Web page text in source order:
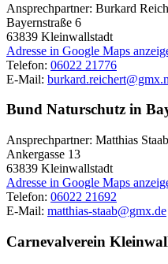
Ansprechpartner: Burkard
Bayernstraße 6
63839 Kleinwallstadt
Adresse in Google Maps
Telefon: 06022 21776
E-Mail:
Bund Naturschutz in
Ansprechpartner: Matthias Staab
Ankergasse 13
63839 Kleinwallstadt
Adresse in Google Maps
Telefon: 06022 21692
E-Mail: matthias-staab@gmx.de
Carnevalverein